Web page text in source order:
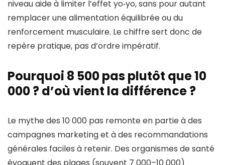
niveau aide à limiter l’effet yo‑yo, sans pour autant
remplacer une alimentation équilibrée ou du
renforcement musculaire. Le chiffre sert donc de
repère pratique, pas d’ordre impératif.
Pourquoi 8 500 pas plutôt que 10
000 ? d’où vient la différence ?
Le mythe des 10 000 pas remonte en partie à des
campagnes marketing et à des recommandations
générales faciles à retenir. Des organismes de santé